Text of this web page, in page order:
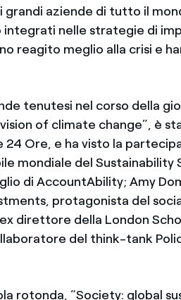
grandi aziende di tutto il
integrati nelle strategie di
reagito meglio alla crisi e
tenutesi nel corso della
of climate change”, è
24 Ore, e ha visto la
mondiale del Sustainability
di AccountAbility; Amy
protagonista del
direttore della London
del think-tank
rotonda, “Society: global